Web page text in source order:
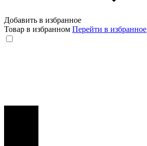
Добавить в избранное
Товар в избранном Перейти в избранное